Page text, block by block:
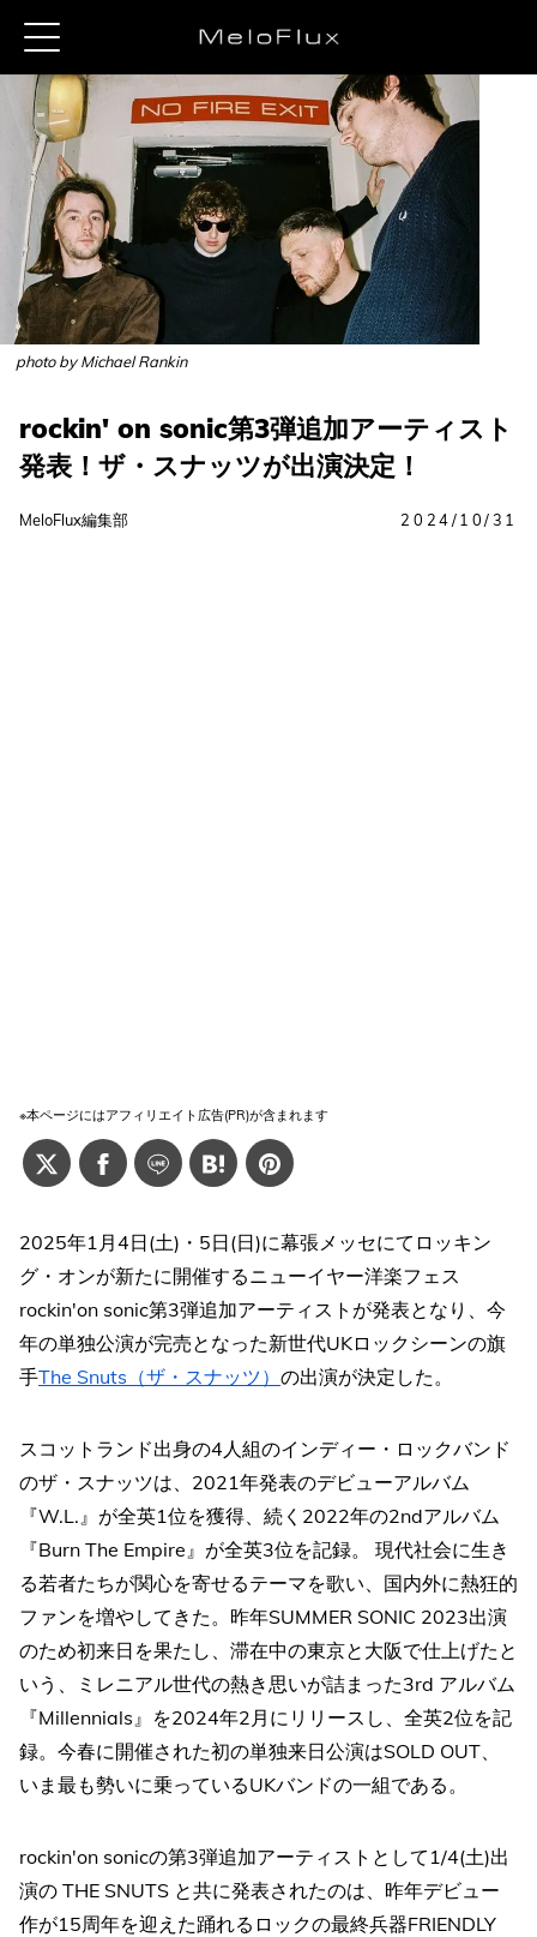
photo by Michael Rankin
rockin' on sonic第3弾追加アーティスト
発表！ザ・スナッツが出演決定！
MeloFlux編集部 2024/10/31
※本ページにはアフィリエイト広告(PR)が含まれます
2025年1月4日(土)・5日(日)に幕張メッセにてロッキン
グ・オンが新たに開催するニューイヤー洋楽フェス
rockin'on sonic第3弾追加アーティストが発表となり、今
年の単独公演が完売となった新世代UKロックシーンの旗
手The Snuts（ザ・スナッツ） の出演が決定した。
スコットランド出身の4人組のインディー・ロックバンド
のザ・スナッツは、2021年発表のデビューアルバム
『W.L.』が全英1位を獲得、続く2022年の2ndアルバム
『Burn The Empire』が全英3位を記録。 現代社会に生き
る若者たちが関心を寄せるテーマを歌い、国内外に熱狂的
ファンを増やしてきた。昨年SUMMER SONIC 2023出演
のため初来日を果たし、滞在中の東京と大阪で仕上げたと
いう、ミレニアル世代の熱き思いが詰まった3rd アルバム
『Millennials』を2024年2月にリリースし、全英2位を記
録。今春に開催された初の単独来日公演はSOLD OUT、
いま最も勢いに乗っているUKバンドの一組である。
rockin'on sonicの第3弾追加アーティストとして1/4(土)出
演の THE SNUTS と共に発表されたのは、昨年デビュー
作が15周年を迎えた踊れるロックの最終兵器FRIENDLY